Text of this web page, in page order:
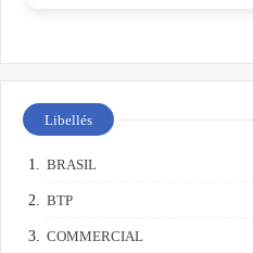
Libellés
BRASIL
BTP
COMMERCIAL